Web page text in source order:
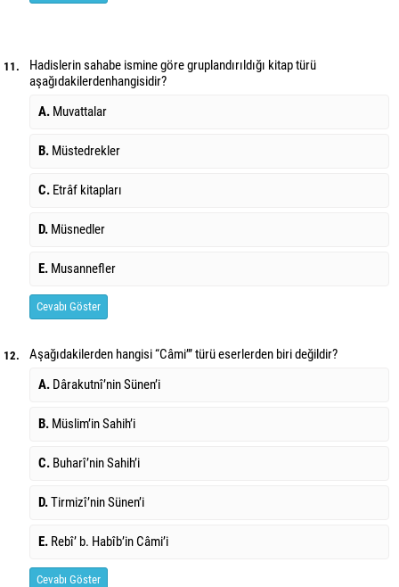
11.
Hadislerin sahabe ismine göre gruplandırıldığı kitap türü
aşağıdakilerdenhangisidir?
A. Muvattalar
B. Müstedrekler
C. Etrâf kitapları
D. Müsnedler
E. Musannefler
Cevabı Göster
12.
Aşağıdakilerden hangisi “Câmi’” türü eserlerden biri değildir?
A. Dârakutnî’nin Sünen’i
B. Müslim’in Sahih’i
C. Buharî’nin Sahih’i
D.Tirmizî’nin Sünen’i
E. Rebî’ b. Habîb’in Câmi’i
Cevabı Göster